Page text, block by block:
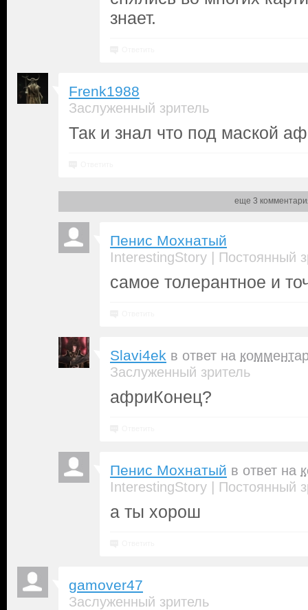
знает.
Frenk1988
Заслуженный зритель
Так и знал что под маской
еще 3
Пенис Мохнатый
InterestingStory | Постоянный
самое толерантное и
Slavi4ek в ответ на
Заслуженный зритель
африКонец?
Пенис Мохнатый в ответ на
InterestingStory | Постоянный
а ты хорош
gamover47
Заслуженный зритель